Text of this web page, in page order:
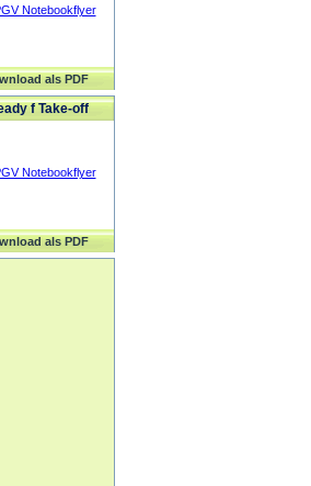
als PDF
f Take-off
als PDF